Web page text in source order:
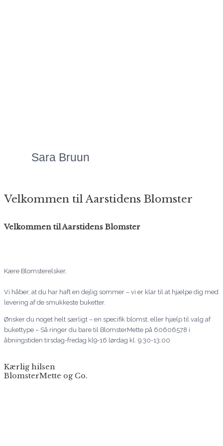
Sara Bruun
Velkommen til Aarstidens Blomster
Velkommen til Aarstidens Blomster
Kære Blomsterelsker,
Vi håber, at du har haft en dejlig sommer – vi er klar til at hjælpe dig med
levering af de smukkeste buketter.
Ønsker du noget helt særligt – en specifik blomst, eller hjælp til valg af
bukettype – Så ringer du bare til BlomsterMette på 60606578 i
åbningstiden tirsdag-fredag kl9-16 lørdag kl. 9.30-13.00
Kærlig hilsen
BlomsterMette og Co.